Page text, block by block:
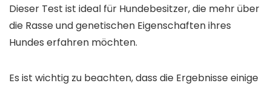
Dieser Test ist ideal für Hundebesitzer, die mehr über
die Rasse und genetischen Eigenschaften ihres
Hundes erfahren möchten.
Es ist wichtig zu beachten, dass die Ergebnisse einige